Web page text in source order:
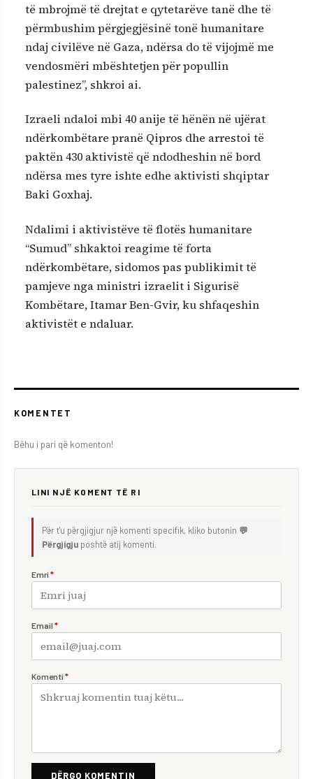
të mbrojmë të drejtat e qytetarëve tanë dhe të
përmbushim përgjegjësinë tonë humanitare
ndaj civilëve në Gaza, ndërsa do të vijojmë me
vendosmëri mbështetjen për popullin
palestinez”, shkroi ai.
Izraeli ndaloi mbi 40 anije të hënën në ujërat
ndërkombëtare pranë Qipros dhe arrestoi të
paktën 430 aktivistë që ndodheshin në bord
ndërsa mes tyre ishte edhe aktivisti shqiptar
Baki Goxhaj.
Ndalimi i aktivistëve të flotës humanitare
“Sumud” shkaktoi reagime të forta
ndërkombëtare, sidomos pas publikimit të
pamjeve nga ministri izraelit i Sigurisë
Kombëtare, Itamar Ben-Gvir, ku shfaqeshin
aktivistët e ndaluar.
KOMENTET
Bëhu i pari që komenton!
LINI NJË KOMENT TË RI
Për t'u përgjigjur një komenti specifik, kliko butonin 💬
Përgjigju poshtë atij komenti.
Emri *
Email *
Komenti *
DËRGO KOMENTIN